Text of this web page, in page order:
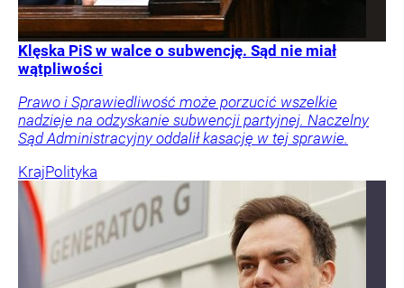
Klęska PiS w walce o subwencję. Sąd nie miał
wątpliwości
Prawo i Sprawiedliwość może porzucić wszelkie
nadzieje na odzyskanie subwencji partyjnej. Naczelny
Sąd Administracyjny oddalił kasację w tej sprawie.
KrajPolityka